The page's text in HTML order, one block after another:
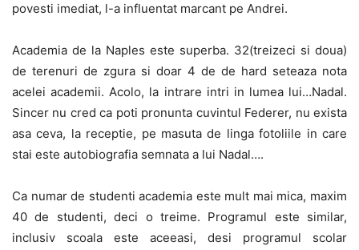
povesti imediat, l-a influentat marcant pe Andrei.
Academia de la Naples este superba. 32(treizeci si doua)
de terenuri de zgura si doar 4 de de hard seteaza nota
acelei academii. Acolo, la intrare intri in lumea lui…Nadal.
Sincer nu cred ca poti pronunta cuvintul Federer, nu exista
asa ceva, la receptie, pe masuta de linga fotoliile in care
stai este autobiografia semnata a lui Nadal….
Ca numar de studenti academia este mult mai mica, maxim
40 de studenti, deci o treime. Programul este similar,
inclusiv scoala este aceeasi, desi programul scolar